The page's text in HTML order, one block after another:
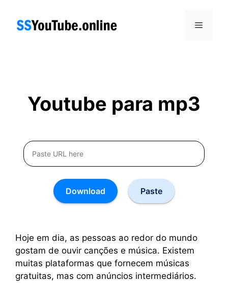
content
Menu
Youtube para mp3
Download Paste
Hoje em dia, as pessoas ao redor do mundo
gostam de ouvir canções e música. Existem
muitas plataformas que fornecem músicas
gratuitas, mas com anúncios intermediários.